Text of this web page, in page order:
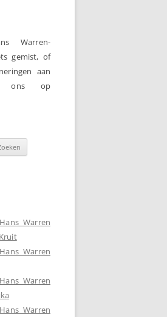
Warren-
gemist, of
aan
ons op
Warren
Warren
Warren
Warren